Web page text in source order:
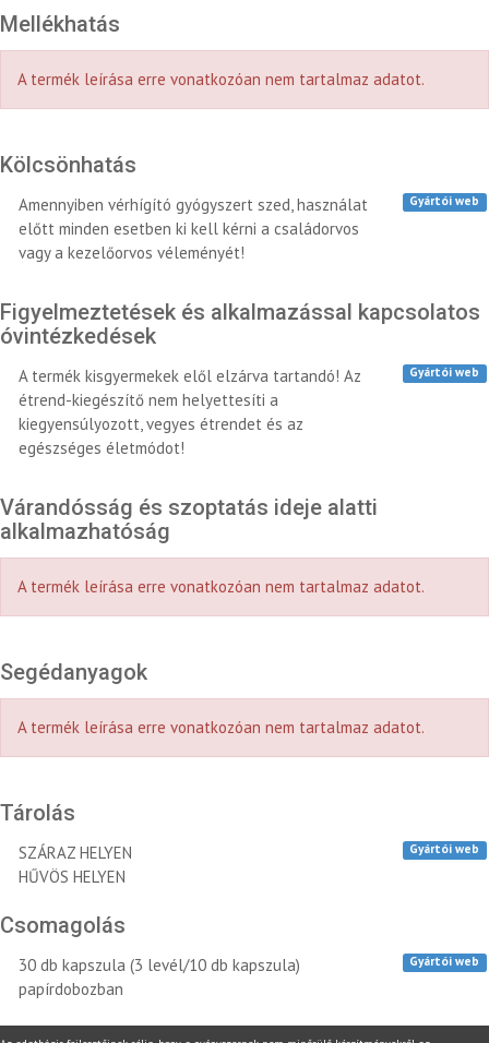
Mellékhatás
A termék leírása erre vonatkozóan nem tartalmaz adatot.
Kölcsönhatás
Amennyiben vérhígító gyógyszert szed, használat
előtt minden esetben ki kell kérni a családorvos
vagy a kezelőorvos véleményét!
Gyártói web
Figyelmeztetések és alkalmazással kapcsolatos
óvintézkedések
A termék kisgyermekek elől elzárva tartandó! Az
étrend-kiegészítő nem helyettesíti a
kiegyensúlyozott, vegyes étrendet és az
egészséges életmódot!
Gyártói web
Várandósság és szoptatás ideje alatti
alkalmazhatóság
A termék leírása erre vonatkozóan nem tartalmaz adatot.
Segédanyagok
A termék leírása erre vonatkozóan nem tartalmaz adatot.
Tárolás
SZÁRAZ HELYEN
HŰVÖS HELYEN
Gyártói web
Csomagolás
30 db kapszula (3 levél/10 db kapszula)
papírdobozban
Gyártói web